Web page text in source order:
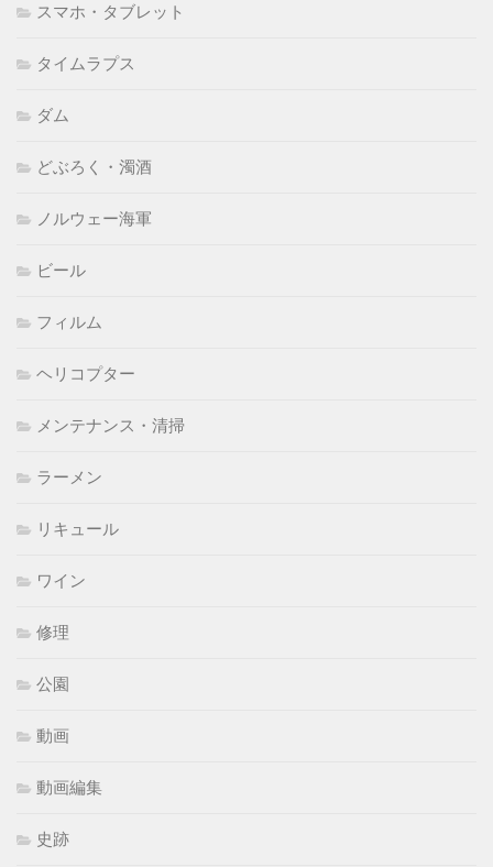
スマホ・タブレット
タイムラプス
ダム
どぶろく・濁酒
ノルウェー海軍
ビール
フィルム
ヘリコプター
メンテナンス・清掃
ラーメン
リキュール
ワイン
修理
公園
動画
動画編集
史跡